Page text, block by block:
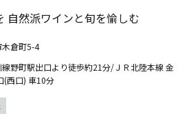
自然派ワインと旬を愉しむ
倉町5-4
野町駅出口より徒歩約21分/ＪＲ北陸本線 金
(西口) 車10分